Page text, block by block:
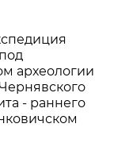
археологии
- раннего